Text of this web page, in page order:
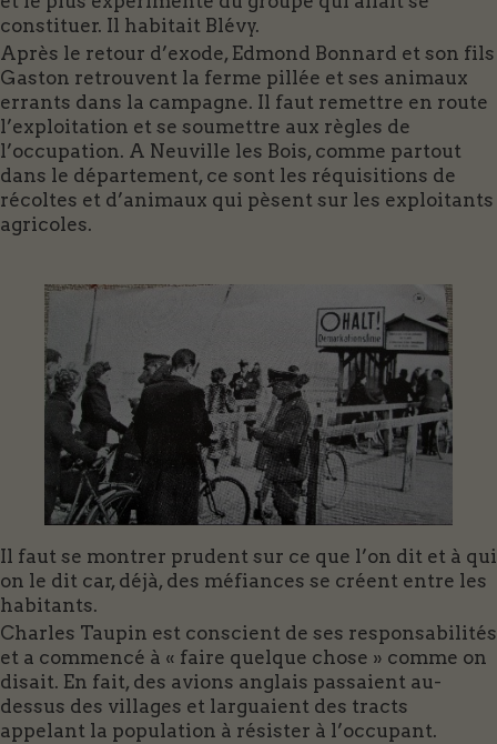
constituer. Il habitait Blévy.
Après le retour d’exode, Edmond Bonnard et son fils
Gaston retrouvent la ferme pillée et ses animaux
errants dans la campagne. Il faut remettre en route
l’exploitation et se soumettre aux règles de
l’occupation. A Neuville les Bois, comme partout
dans le département, ce sont les réquisitions de
récoltes et d’animaux qui pèsent sur les exploitants
agricoles.
Il faut se montrer prudent sur ce que l’on dit et à qui
on le dit car, déjà, des méfiances se créent entre les
habitants.
Charles Taupin est conscient de ses responsabilités
et a commencé à « faire quelque chose » comme on
disait. En fait, des avions anglais passaient au-
dessus des villages et larguaient des tracts
appelant la population à résister à l’occupant.